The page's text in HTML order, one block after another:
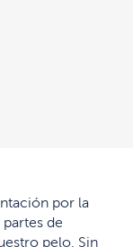
por la
de
pelo. Sin